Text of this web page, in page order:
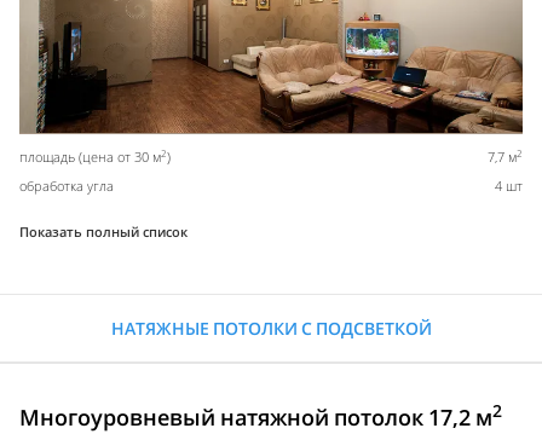
площадь (цена от 30 м2) 7,7 м2
обработка угла 4 шт
Показать полный список
НАТЯЖНЫЕ ПОТОЛКИ С ПОДСВЕТКОЙ
Многоуровневый натяжной потолок 17,2 м2